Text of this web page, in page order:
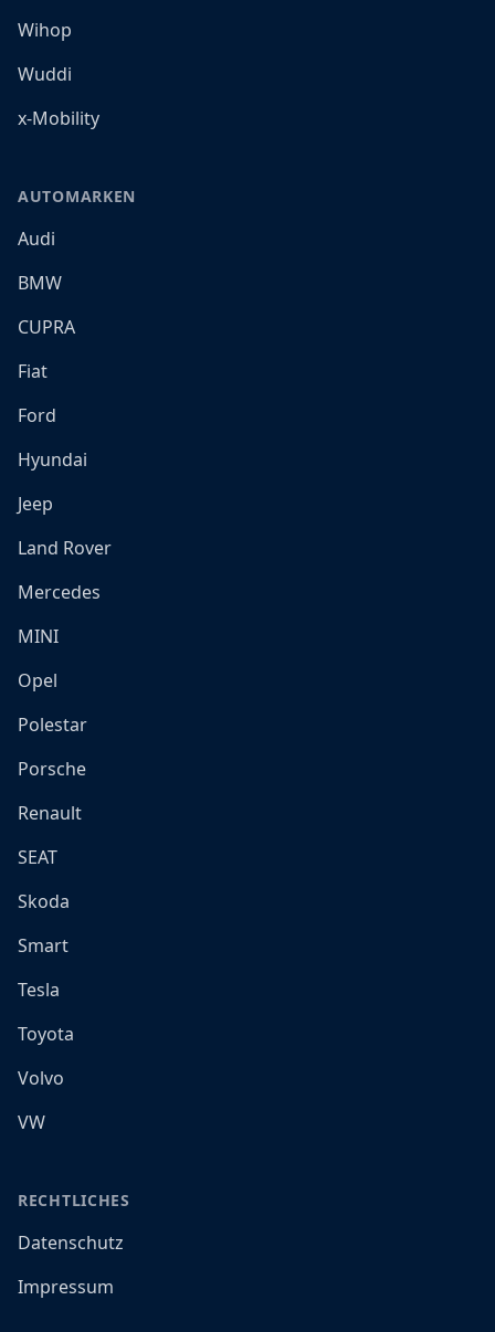
Wihop
Wuddi
x-Mobility
AUTOMARKEN
Audi
BMW
CUPRA
Fiat
Ford
Hyundai
Jeep
Land Rover
Mercedes
MINI
Opel
Polestar
Porsche
Renault
SEAT
Skoda
Smart
Tesla
Toyota
Volvo
VW
RECHTLICHES
Datenschutz
Impressum